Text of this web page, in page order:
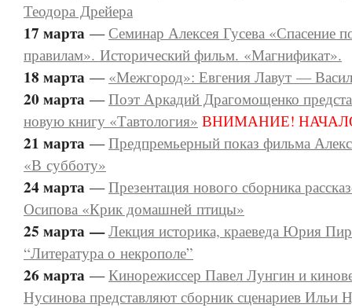
Теодора Дрейера
17 марта —Семинар Алексея Гусева «Спасение
правилам». Исторический фильм. «Магнификат».
18 марта — «Межгород»: Евгения Лавут —
20 марта —Поэт Аркадий Драгомощенко
новую книгу «Тавтология» ВНИМАНИЕ!
21 марта —Предпремьерный показ фильма
«В субботу»
24 марта —Презентация нового сборника
Осипова «Крик домашней птицы»
25 марта — Лекция историка, краеведа Юрия
“Литература о некрополе”
26 марта —Кинорежиссер Павел Лунгин и
Нусинова представляют сборник сценариев Ильи